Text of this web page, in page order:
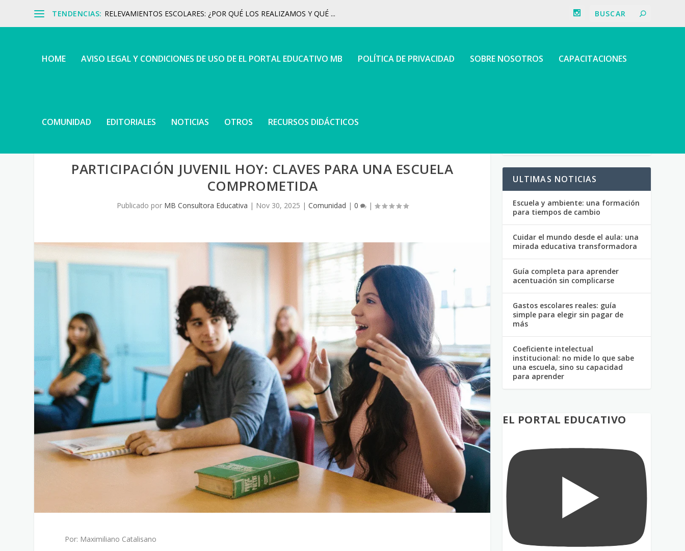
TENDENCIAS: RELEVAMIENTOS ESCOLARES: ¿POR QUÉ LOS REALIZAMOS Y QUÉ ...
HOME AVISO LEGAL Y CONDICIONES DE USO DE EL PORTAL EDUCATIVO MB POLÍTICA DE PRIVACIDAD SOBRE NOSOTROS CAPACITACIONES
COMUNIDAD EDITORIALES NOTICIAS OTROS RECURSOS DIDÁCTICOS
PARTICIPACIÓN JUVENIL HOY: CLAVES PARA UNA ESCUELA
COMPROMETIDA
Publicado por MB Consultora Educativa | Nov 30, 2025 | Comunidad | 0 |
Por: Maximiliano Catalisano
ULTIMAS NOTICIAS
Escuela y ambiente: una formación
para tiempos de cambio
Cuidar el mundo desde el aula: una
mirada educativa transformadora
Guía completa para aprender
acentuación sin complicarse
Gastos escolares reales: guía
simple para elegir sin pagar de
más
Coeficiente intelectual
institucional: no mide lo que sabe
una escuela, sino su capacidad
para aprender
EL PORTAL EDUCATIVO